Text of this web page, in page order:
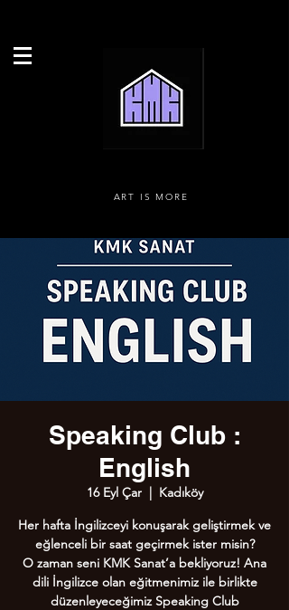
ART IS MORE
Speaking Club :
English
16 Eyl Çar
  |
Kadıköy
Her hafta İngilizceyi konuşarak geliştirmek ve
eğlenceli bir saat geçirmek ister misin?
O zaman seni KMK Sanat’a bekliyoruz! Ana
dili İngilizce olan eğitmenimiz ile birlikte
düzenleyeceğimiz Speaking Club